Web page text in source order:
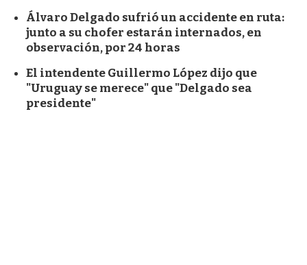
Álvaro Delgado sufrió un accidente en ruta:
junto a su chofer estarán internados, en
observación, por 24 horas
El intendente Guillermo López dijo que
"Uruguay se merece" que "Delgado sea
presidente"